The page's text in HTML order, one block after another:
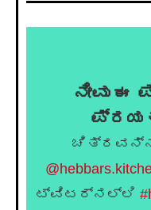
ನೀವು ಈ
ಟ್ವಿಟರ್‌ನಲ್ಲಿ